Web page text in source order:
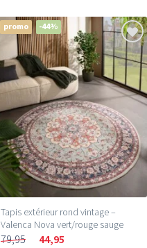
promo -44%
Tapis extérieur rond vintage –
Valenca Nova vert/rouge sauge
79,95 44,95